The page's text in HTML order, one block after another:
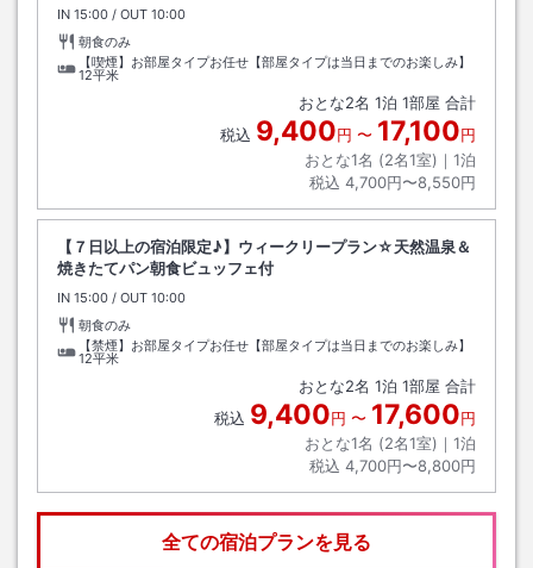
IN チェックイン
15:00 / OUT チェックアウト
10:00
朝食のみ
【喫煙】お部屋タイプお任せ【部屋タイプは当日までのお楽しみ】
12平米
おとな2名 1泊 1部屋 合計
税込 9,400円 〜 17,100円
おとな1名 (2名1室)｜ 1泊
税込 4,700円〜8,550円
【７日以上の宿泊限定♪】ウィークリープラン☆天然温泉＆
焼きたてパン朝食ビュッフェ付
IN チェックイン
15:00 / OUT チェックアウト
10:00
朝食のみ
【禁煙】お部屋タイプお任せ【部屋タイプは当日までのお楽しみ】
12平米
おとな2名 1泊 1部屋 合計
税込 9,400円 〜 17,600円
おとな1名 (2名1室)｜ 1泊
税込 4,700円〜8,800円
全ての宿泊プランを見る